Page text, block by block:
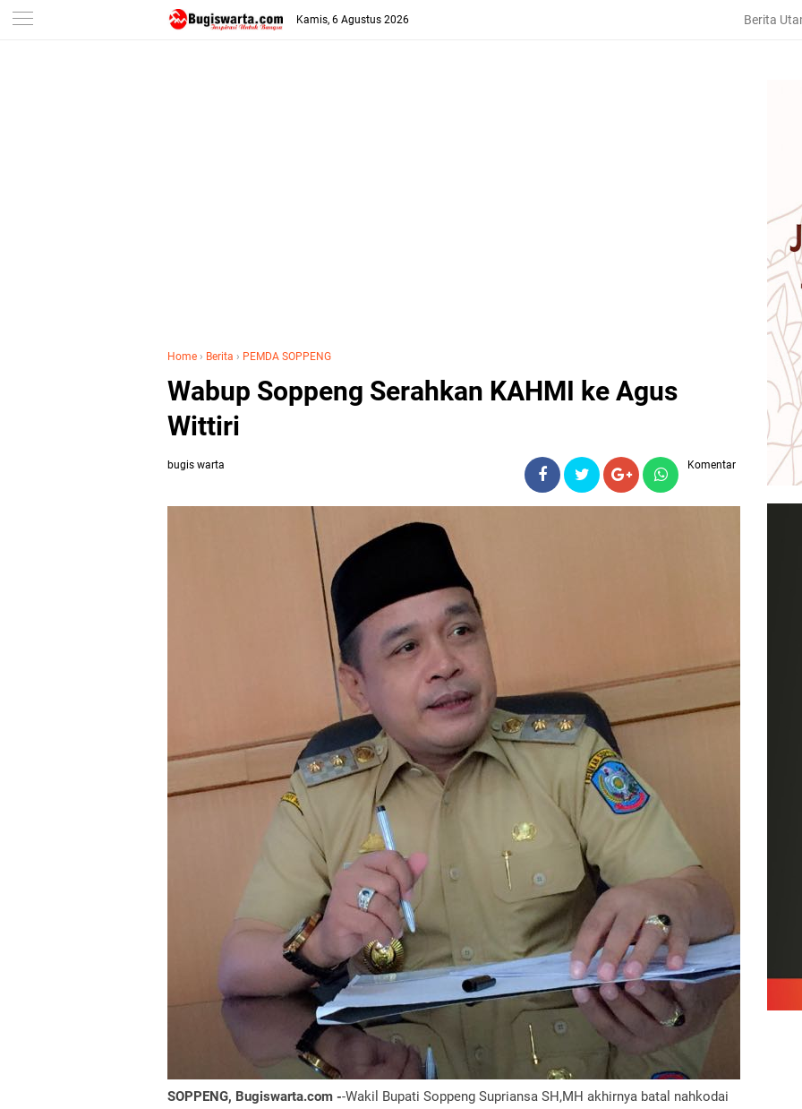
-->
Kamis, 6 Agustus 2026 Berita
Home › Berita › PEMDA SOPPENG
Wabup Soppeng Serahkan KAHMI ke Agus
Wittiri
bugis warta Komentar
SOPPENG, Bugiswarta.com --Wakil Bupati Soppeng Supriansa SH,MH akhirnya batal nahkodai